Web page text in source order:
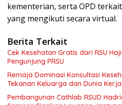
kementerian, serta OPD
yang mengikuti secara virtual.
Berita Terkait
Cek Kesehatan Gratis dari RSU
Pengunjung PRSU
Remaja Dominasi Konsultasi
Tekanan Keluarga dan Dunia
Pembangunan Cathlab RSUD